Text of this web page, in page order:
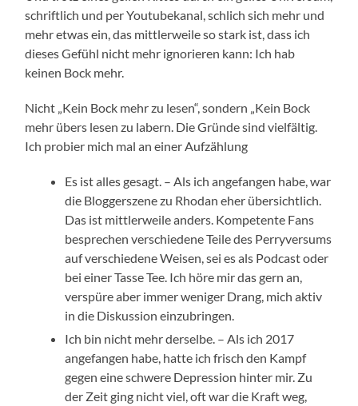
schriftlich und per Youtubekanal, schlich sich mehr und
mehr etwas ein, das mittlerweile so stark ist, dass ich
dieses Gefühl nicht mehr ignorieren kann: Ich hab
keinen Bock mehr.
Nicht „Kein Bock mehr zu lesen“, sondern „Kein Bock
mehr übers lesen zu labern. Die Gründe sind vielfältig.
Ich probier mich mal an einer Aufzählung
Es ist alles gesagt. – Als ich angefangen habe, war
die Bloggerszene zu Rhodan eher übersichtlich.
Das ist mittlerweile anders. Kompetente Fans
besprechen verschiedene Teile des Perryversums
auf verschiedene Weisen, sei es als Podcast oder
bei einer Tasse Tee. Ich höre mir das gern an,
verspüre aber immer weniger Drang, mich aktiv
in die Diskussion einzubringen.
Ich bin nicht mehr derselbe. – Als ich 2017
angefangen habe, hatte ich frisch den Kampf
gegen eine schwere Depression hinter mir. Zu
der Zeit ging nicht viel, oft war die Kraft weg,